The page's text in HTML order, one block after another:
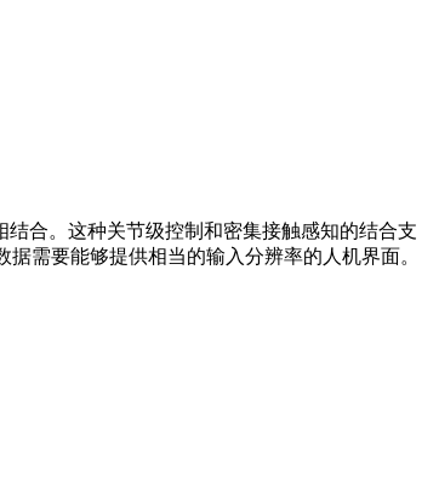
合。这种关节级控制和密集接触感知的结合支
需要能够提供相当的输入分辨率的人机界面。